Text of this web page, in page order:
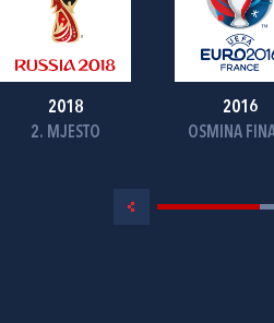
2018
2. MJESTO
2016
OSMINA